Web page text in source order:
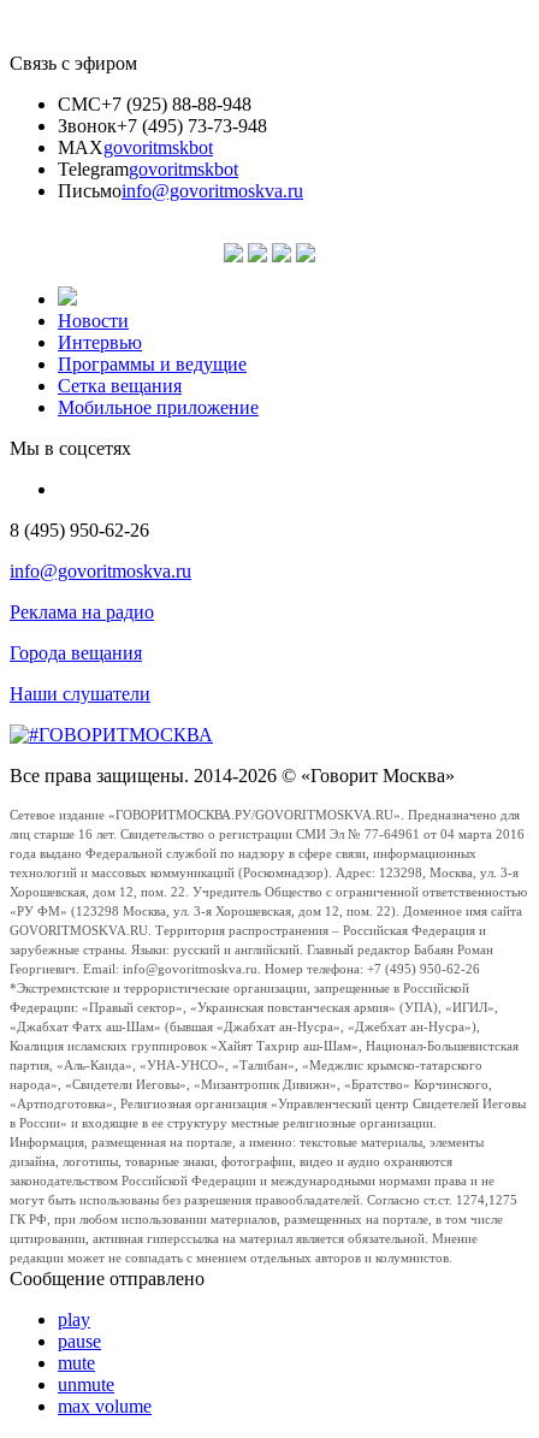
Связь с эфиром
СМС+7 (925) 88-88-948
Звонок+7 (495) 73-73-948
MAXgovoritmskbot
Telegramgovoritmskbot
Письмоinfo@govoritmoskva.ru
Новости
Интервью
Программы и ведущие
Сетка вещания
Мобильное приложение
Мы в соцсетях
8 (495) 950-62-26
info@govoritmoskva.ru
Реклама на радио
Города вещания
Наши слушатели
Все права защищены. 2014-2026 © «Говорит Москва»
Сетевое издание «ГОВОРИТМОСКВА.РУ/GOVORITMOSKVA.RU». Предназначено для
лиц старше 16 лет. Свидетельство о регистрации СМИ Эл № 77-64961 от 04 марта 2016
года выдано Федеральной службой по надзору в сфере связи, информационных
технологий и массовых коммуникаций (Роскомнадзор). Адрес: 123298, Москва, ул. 3-я
Хорошевская, дом 12, пом. 22. Учредитель Общество с ограниченной ответственностью
«РУ ФМ» (123298 Москва, ул. 3-я Хорошевская, дом 12, пом. 22). Доменное имя сайта
GOVORITMOSKVA.RU. Территория распространения – Российская Федерация и
зарубежные страны. Языки: русский и английский. Главный редактор Бабаян Роман
Георгиевич. Email: info@govoritmoskva.ru. Номер телефона: +7 (495) 950-62-26
*Экстремистские и террористические организации, запрещенные в Российской
Федерации: «Правый сектор», «Украинская повстанческая армия» (УПА), «ИГИЛ»,
«Джабхат Фатх аш-Шам» (бывшая «Джабхат ан-Нусра», «Джебхат ан-Нусра»),
Коалиция исламских группировок «Хайят Тахрир аш-Шам», Национал-Большевистская
партия, «Аль-Каида», «УНА-УНСО», «Талибан», «Меджлис крымско-татарского
народа», «Свидетели Иеговы», «Мизантропик Дивижн», «Братство» Корчинского,
«Артподготовка», Религиозная организация «Управленческий центр Свидетелей Иеговы
в России» и входящие в ее структуру местные религиозные организации.
Информация, размещенная на портале, а именно: текстовые материалы, элементы
дизайна, логотипы, товарные знаки, фотографии, видео и аудио охраняются
законодательством Российской Федерации и международными нормами права и не
могут быть использованы без разрешения правообладателей. Согласно ст.ст. 1274,1275
ГК РФ, при любом использовании материалов, размещенных на портале, в том числе
цитировании, активная гиперссылка на материал является обязательной. Мнение
редакции может не совпадать с мнением отдельных авторов и колумнистов.
Сообщение отправлено
play
pause
mute
unmute
max volume